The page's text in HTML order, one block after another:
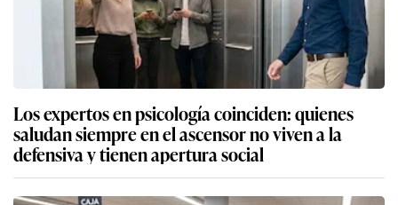
Los expertos en psicología coinciden: quienes
saludan siempre en el ascensor no viven a la
defensiva y tienen apertura social